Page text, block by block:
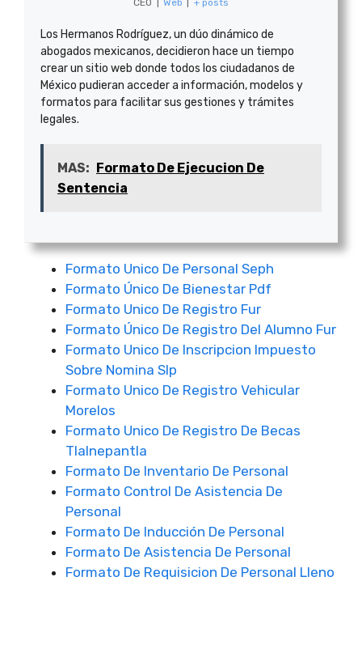
CEO Web + posts
Los Hermanos Rodríguez, un dúo dinámico de
abogados mexicanos, decidieron hace un tiempo
crear un sitio web donde todos los ciudadanos de
México pudieran acceder a información, modelos y
formatos para facilitar sus gestiones y trámites
legales.
MAS: Formato De Ejecucion De
Sentencia
Formato Unico De Personal Seph
Formato Único De Bienestar Pdf
Formato Unico De Registro Fur
Formato Único De Registro Del Alumno Fur
Formato Unico De Inscripcion Impuesto
Sobre Nomina Slp
Formato Unico De Registro Vehicular
Morelos
Formato Unico De Registro De Becas
Tlalnepantla
Formato De Inventario De Personal
Formato Control De Asistencia De
Personal
Formato De Inducción De Personal
Formato De Asistencia De Personal
Formato De Requisicion De Personal Lleno